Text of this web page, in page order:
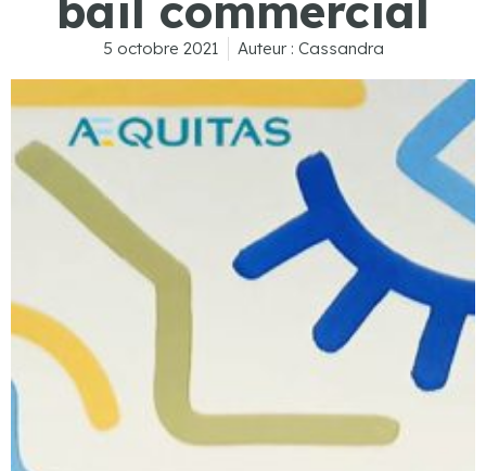
bail commercial
5 octobre 2021 Auteur : Cassandra